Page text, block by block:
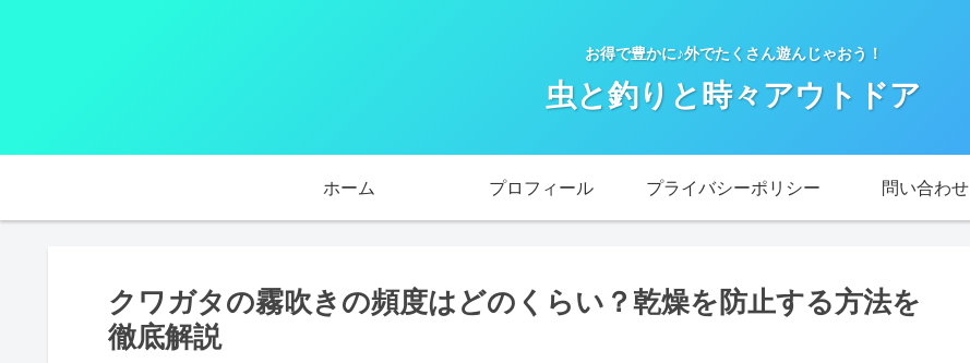
お得で豊かに♪外でたくさん遊んじゃおう！
虫と釣りと時々アウトドア
ホーム プロフィール プライバシーポリシー 問い合わせ
クワガタの霧吹きの頻度はどのくらい？乾燥を防止する方法を
徹底解説